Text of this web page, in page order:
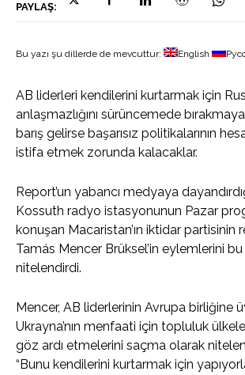
PAYLAŞ:
Bu yazı şu dillerde de mevcuttur: English
AB liderleri kendilerini kurtarmak için
anlaşmazlığını sürüncemede bırakmaya
barış gelirse başarısız politikalarının
istifa etmek zorunda kalacaklar.
Report’un yabancı medyaya
Kossuth radyo istasyonunun Pazar
konuşan Macaristan’ın iktidar partisinin
Tamás Mencer Brüksel’in eylemlerini
nitelendirdi.
Mencer, AB liderlerinin Avrupa birliğine
Ukrayna’nın menfaati için topluluk
göz ardı etmelerini saçma olarak
“Bunu kendilerini kurtarmak için